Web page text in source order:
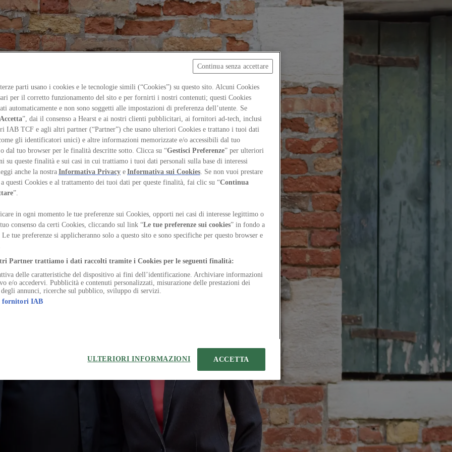
sequence of linear volumes, turning cultural infrastructure into landscape
curators of the 2027 Architecture Biennale seek solutions
VIA ROBERTO BRACCO, 6, 20159, MILANO - ITALY
2110 154 - REA di Milano 116 978 6
parti usano i cookies e le tecnologie simili (“Cookies”) su questo sito. Alcuni Cookies
per il corretto funzionamento del sito e per fornirti i nostri contenuti; questi Cookies
automaticamente e non sono soggetti alle impostazioni di preferenza dell’utente. Se
Accetta”, dai il consenso a Hearst e ai nostri clienti pubblicitari, ai fornitori ad-tech, inclusi
IAB TCF e agli altri partner (“Partner”) che usano ulteriori Cookies e trattano i tuoi dati
gli identificatori unici) e altre informazioni memorizzate e/o accessibili dal tuo
dal tuo browser per le finalità descritte sotto. Clicca su “Gestisci Preferenze” per ulteriori
su queste finalità e sui casi in cui trattiamo i tuoi dati personali sulla base di interessi
anche la nostraInformativa Privacy eInformativa sui Cookies. Se non vuoi prestare
a questi Cookies e al trattamento dei tuoi dati per queste finalità, fai clic su “Continua
”.
in ogni momento le tue preferenze sui Cookies, opporti nei casi di interesse legittimo o
consenso da certi Cookies, cliccando sul link “Le tue preferenze sui cookies” in fondo a
Le tue preferenze si applicheranno solo a questo sito e sono specifiche per questo browser e
Partner trattiamo i dati raccolti tramite i Cookies per le seguenti finalità:
delle caratteristiche del dispositivo ai fini dell’identificazione. Archiviare informazioni
e/o accedervi. Pubblicità e contenuti personalizzati, misurazione delle prestazioni dei
annunci, ricerche sul pubblico, sviluppo di servizi.
fornitori IAB
ULTERIORI INFORMAZIONI ACCETTA
Continua senza accettare